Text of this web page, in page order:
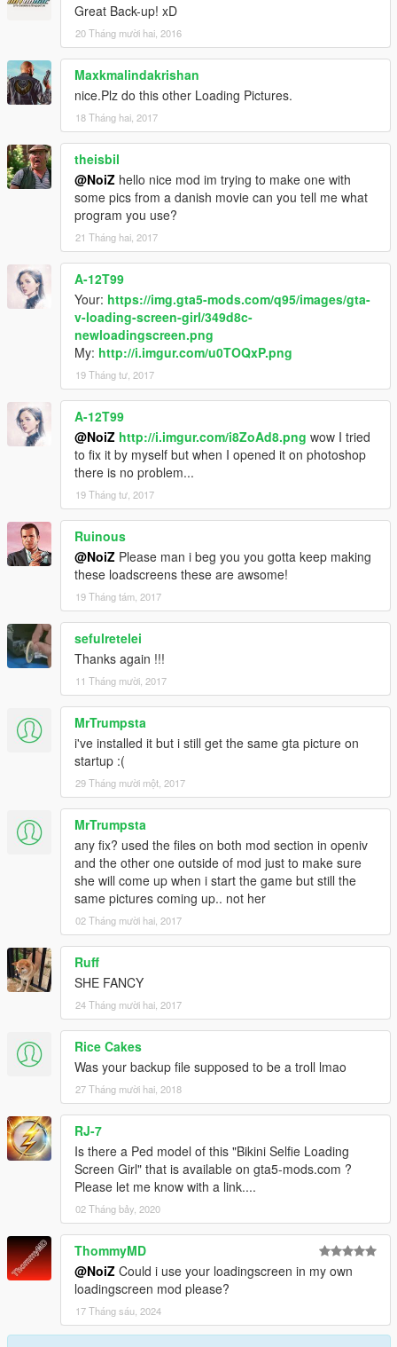
Great Back-up! xD
20 Tháng mười hai, 2016
Maxkmalindakrishan
nice.Plz do this other Loading Pictures.
18 Tháng hai, 2017
theisbil
@NoiZ hello nice mod im trying to make one with
some pics from a danish movie can you tell me what
program you use?
21 Tháng hai, 2017
A-12T99
Your: https://img.gta5-mods.com/q95/images/gta-
v-loading-screen-girl/349d8c-
newloadingscreen.png
My: http://i.imgur.com/u0TOQxP.png
19 Tháng tư, 2017
A-12T99
@NoiZ http://i.imgur.com/i8ZoAd8.png wow I tried
to fix it by myself but when I opened it on photoshop
there is no problem...
19 Tháng tư, 2017
Ruinous
@NoiZ Please man i beg you you gotta keep making
these loadscreens these are awsome!
19 Tháng tám, 2017
sefulretelei
Thanks again !!!
11 Tháng mười, 2017
MrTrumpsta
i've installed it but i still get the same gta picture on
startup :(
29 Tháng mười một, 2017
MrTrumpsta
any fix? used the files on both mod section in openiv
and the other one outside of mod just to make sure
she will come up when i start the game but still the
same pictures coming up.. not her
02 Tháng mười hai, 2017
Ruff
SHE FANCY
24 Tháng mười hai, 2017
Rice Cakes
Was your backup file supposed to be a troll lmao
27 Tháng mười hai, 2018
RJ-7
Is there a Ped model of this "Bikini Selfie Loading
Screen Girl" that is available on gta5-mods.com ?
Please let me know with a link....
02 Tháng bảy, 2020
ThommyMD
@NoiZ Could i use your loadingscreen in my own
loadingscreen mod please?
17 Tháng sáu, 2024